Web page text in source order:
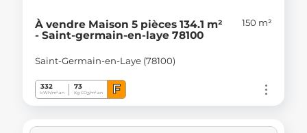
À vendre Maison 5 pièces 134.1 m²
- Saint-germain-en-laye 78100
150 m²
Saint-Germain-en-Laye (78100)
332
kWh/m².an
73
Kg CO2/m².an F